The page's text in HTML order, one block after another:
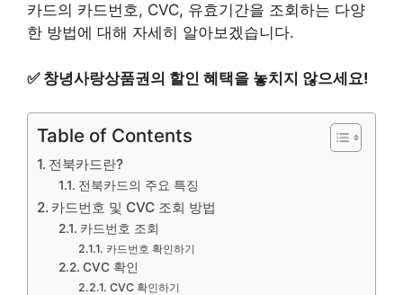
카드의 카드번호, CVC, 유효기간을 조회하는 다양
한 방법에 대해 자세히 알아보겠습니다.
✅ 창녕사랑상품권의 할인 혜택을 놓치지 않으세요!
Table of Contents
전북카드란?
전북카드의 주요 특징
카드번호 및 CVC 조회 방법
카드번호 조회
카드번호 확인하기
CVC 확인
CVC 확인하기